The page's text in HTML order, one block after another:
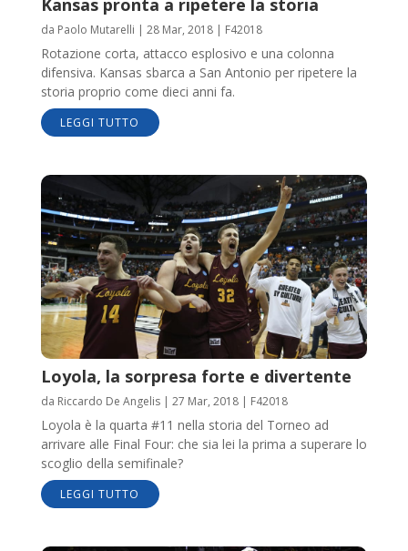
Kansas pronta a ripetere la storia
da Paolo Mutarelli | 28 Mar, 2018| F42018
Rotazione corta, attacco esplosivo e una colonna
difensiva. Kansas sbarca a San Antonio per ripetere la
storia proprio come dieci anni fa.
LEGGI TUTTO
Loyola, la sorpresa forte e divertente
da Riccardo De Angelis| 27 Mar, 2018| F42018
Loyola è la quarta #11 nella storia del Torneo ad
arrivare alle Final Four: che sia lei la prima a superare lo
scoglio della semifinale?
LEGGI TUTTO